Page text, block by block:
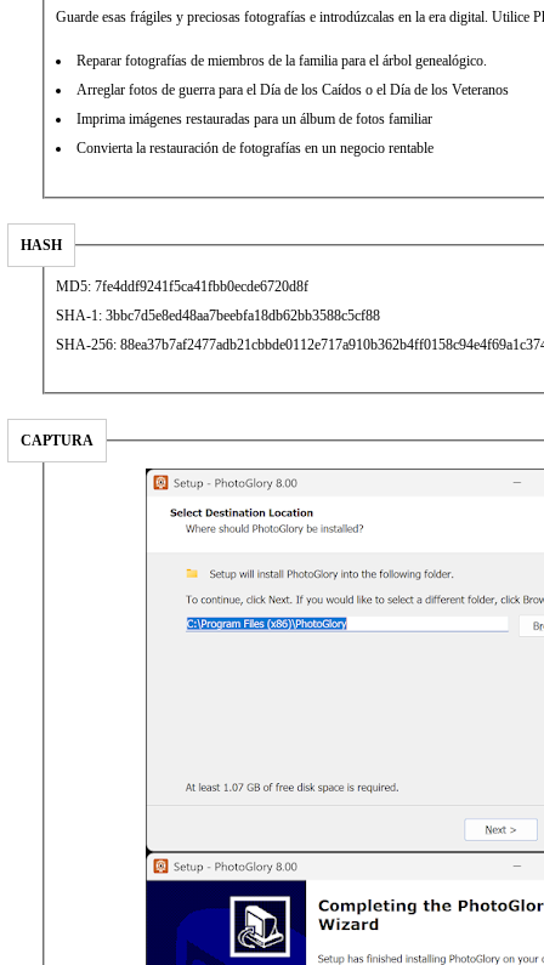
Guarde esas frágiles y preciosas fotografías e introdúzcalas en la era digital. Utilice
Reparar fotografías de miembros de la familia para el árbol genealógico.
Arreglar fotos de guerra para el Día de los Caídos o el Día de los Veteranos
Imprima imágenes restauradas para un álbum de fotos familiar
Convierta la restauración de fotografías en un negocio rentable
HASH
MD5: 7fe4ddf9241f5ca41fbb0ecde6720d8f
SHA-1: 3bbc7d5e8ed48aa7beebfa18db62bb3588c5cf88
SHA-256:
CAPTURA